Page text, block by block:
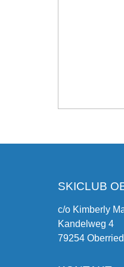
SKICLUB
c/o Kimberly
Kandelweg 4
79254 Oberried